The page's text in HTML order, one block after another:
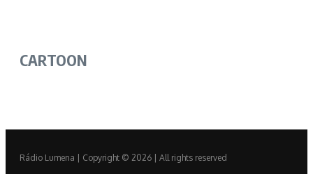
CARTOON
Rádio Lumena | Copyright © 2026 | All rights reserved